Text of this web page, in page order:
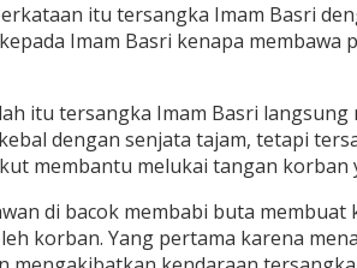
itu tersangka Imam Basri
Imam Basri kenapa
itu tersangka Imam Basri
dengan senjata tajam, tetapi
membantu melukai tangan korban
di bacok membabi buta
korban. Yang pertama karena